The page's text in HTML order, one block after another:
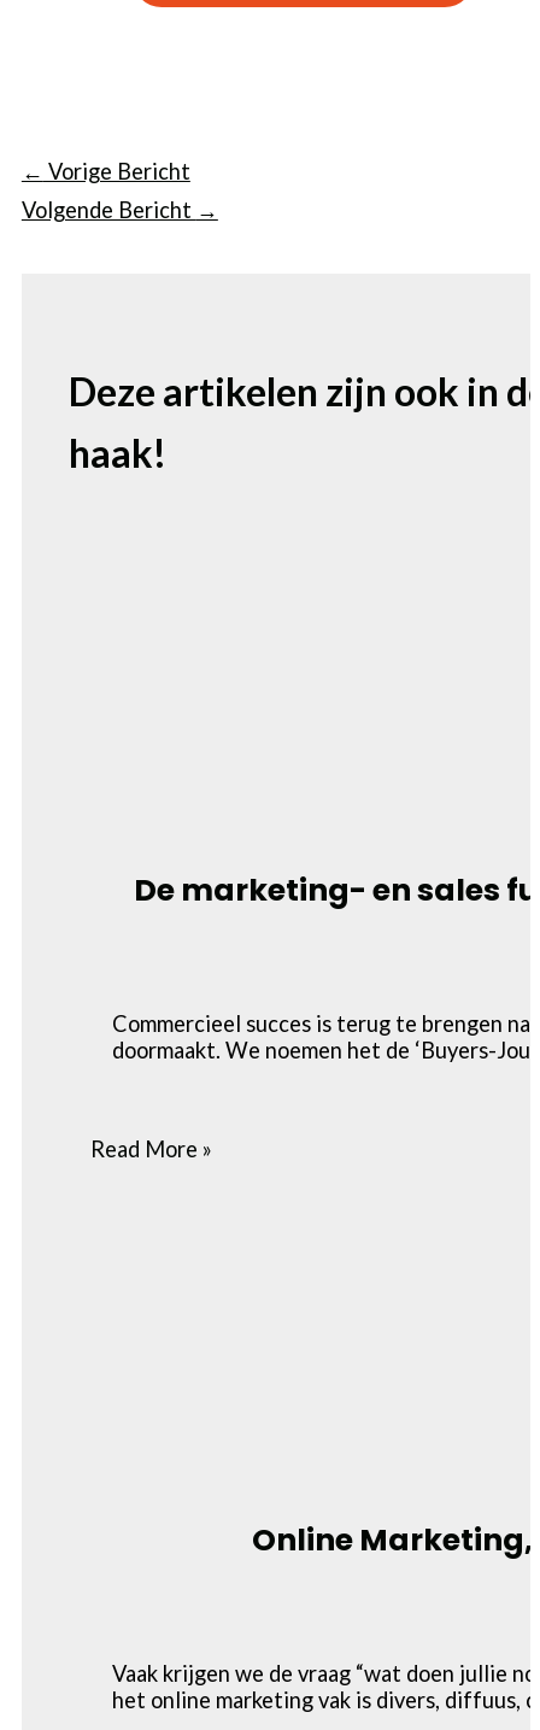
← Vorige Bericht
Volgende Bericht →
Deze artikelen zijn ook in
haak!
De marketing- en sales
Commercieel succes is terug te brengen
doormaakt. We noemen het de ‘Buyers-
Read More »
Online
Vaak krijgen we de vraag “wat doen jullie
het online marketing vak is divers, diffuus,